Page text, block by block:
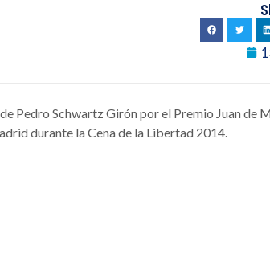
Pedro Schwartz Girón por el Premio Juan de
durante la Cena de la Libertad 2014.